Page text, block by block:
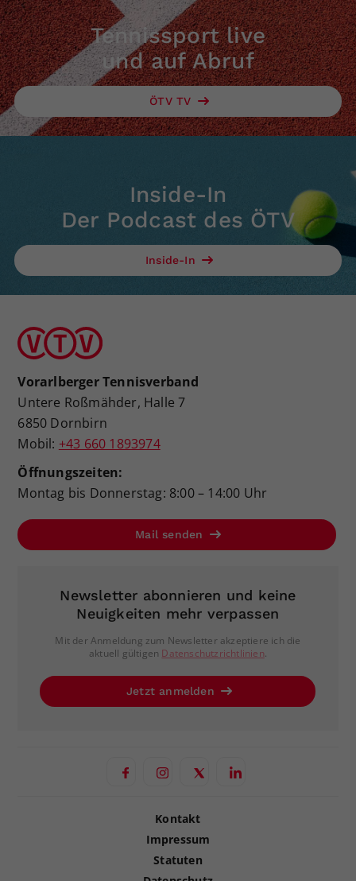
Tennissport live
und auf Abruf
ÖTV TV
Inside-In
Der Podcast des ÖTV
Inside-In
Vorarlberger Tennisverband
Untere Roßmähder, Halle 7
6850 Dornbirn
Mobil: +43 660 1893974
Öffnungszeiten:
Montag bis Donnerstag: 8:00 – 14:00 Uhr
Mail senden
Newsletter abonnieren und keine
Neuigkeiten mehr verpassen
Mit der Anmeldung zum Newsletter akzeptiere ich die
aktuell gültigen Datenschutzrichtlinien.
Jetzt anmelden
Kontakt
Impressum
Statuten